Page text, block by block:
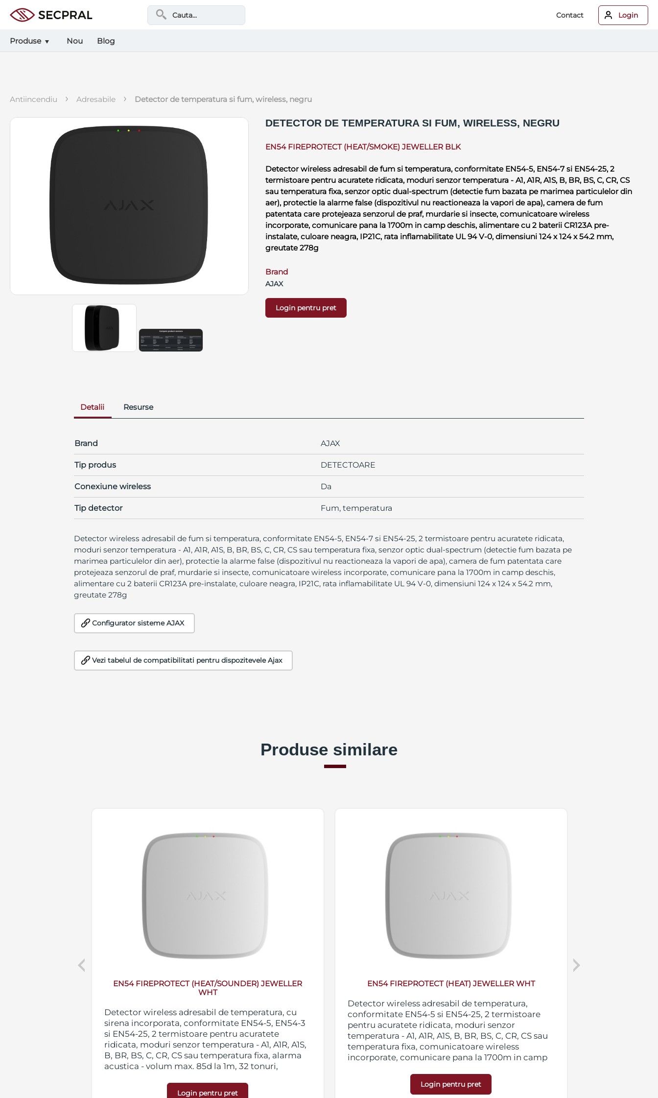
Contact Login
Produse Nou Blog
antiincendiu › adresabile › detector de temperatura si fum, wireless, negru
DETECTOR DE TEMPERATURA SI FUM, WIRELESS, NEGRU
EN54 FIREPROTECT (HEAT/SMOKE) JEWELLER BLK
Detector wireless adresabil de fum si temperatura, conformitate EN54-5, EN54-7 si EN54-25, 2
termistoare pentru acuratete ridicata, moduri senzor temperatura - A1, A1R, A1S, B, BR, BS, C, CR, CS
sau temperatura fixa, senzor optic dual-spectrum (detectie fum bazata pe marimea particulelor din
aer), protectie la alarme false (dispozitivul nu reactioneaza la vapori de apa), camera de fum
patentata care protejeaza senzorul de praf, murdarie si insecte, comunicatoare wireless
incorporate, comunicare pana la 1700m in camp deschis, alimentare cu 2 baterii CR123A pre-
instalate, culoare neagra, IP21C, rata inflamabilitate UL 94 V-0, dimensiuni 124 x 124 x 54.2 mm,
greutate 278g
Brand
AJAX
Login pentru pret
Detalii Resurse
Brand AJAX
Tip produs DETECTOARE
Conexiune wireless Da
Tip detector Fum, temperatura
Detector wireless adresabil de fum si temperatura, conformitate EN54-5, EN54-7 si EN54-25, 2 termistoare pentru acuratete ridicata,
moduri senzor temperatura - A1, A1R, A1S, B, BR, BS, C, CR, CS sau temperatura fixa, senzor optic dual-spectrum (detectie fum bazata pe
marimea particulelor din aer), protectie la alarme false (dispozitivul nu reactioneaza la vapori de apa), camera de fum patentata care
protejeaza senzorul de praf, murdarie si insecte, comunicatoare wireless incorporate, comunicare pana la 1700m in camp deschis,
alimentare cu 2 baterii CR123A pre-instalate, culoare neagra, IP21C, rata inflamabilitate UL 94 V-0, dimensiuni 124 x 124 x 54.2 mm,
greutate 278g
Configurator sisteme AJAX
Vezi tabelul de compatibilitati pentru dispozitevele Ajax
Produse similare
Previous
EN54 FIREPROTECT (HEAT/SOUNDER) JEWELLER
WHT
Detector wireless adresabil de temperatura, cu
sirena incorporata, conformitate EN54-5, EN54-3
si EN54-25, 2 termistoare pentru acuratete
ridicata, moduri senzor temperatura - A1, A1R, A1S,
B, BR, BS, C, CR, CS sau temperatura fixa, alarma
acustica - volum max. 85d la 1m, 32 tonuri,
pana la 1700m in camp deschis, alimentare cu 2
Login pentru pret
EN54 FIREPROTECT (HEAT) JEWELLER WHT
Detector wireless adresabil de temperatura,
conformitate EN54-5 si EN54-25, 2 termistoare
pentru acuratete ridicata, moduri senzor
temperatura - A1, A1R, A1S, B, BR, BS, C, CR, CS sau
temperatura fixa, comunicatoare wireless
incorporate, comunicare pana la 1700m in camp
instalate, culoare alba, IP21C, rata inflamabilitate
UL 94 V-0, dimensiuni 124 x 124 x 54.2 mm,
Login pentru pret
Next